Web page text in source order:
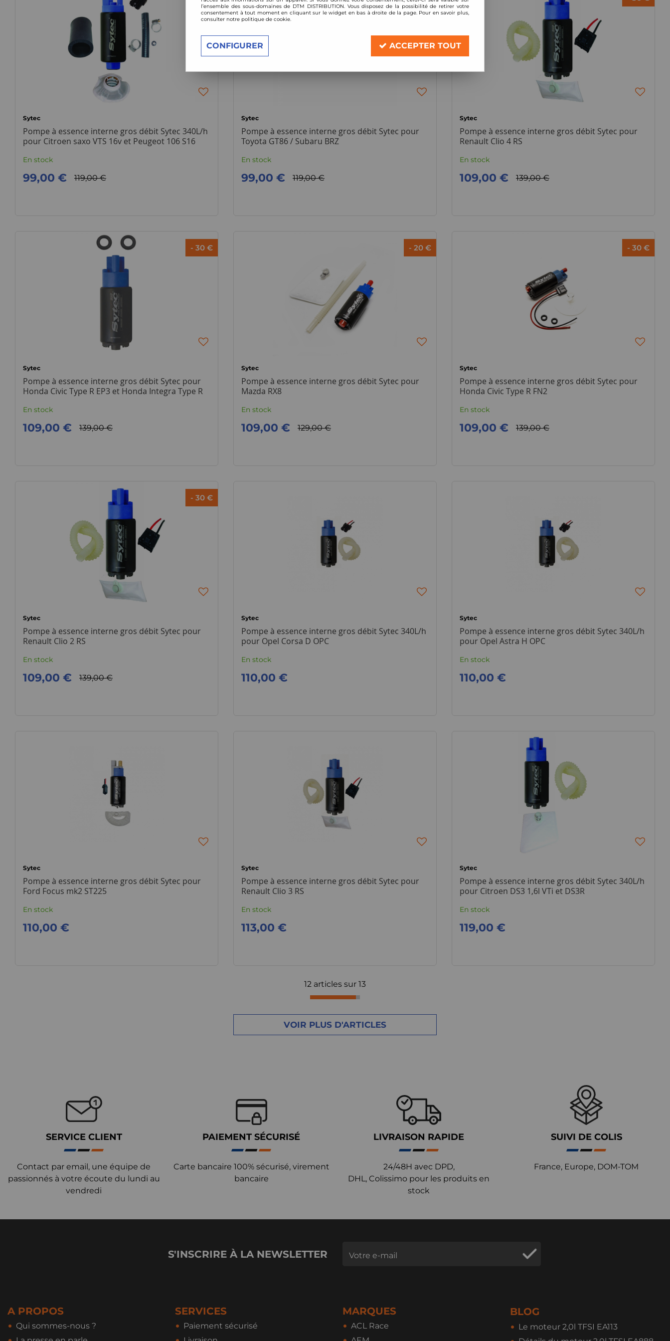
Sytec
Pompe à essence interne gros débit Sytec 340L/h
pour Citroen saxo VTS 16v et Peugeot 106 S16
En stock
119,00 €
99,00 €
Sytec
Pompe à essence interne gros débit Sytec pour
Toyota GT86 / Subaru BRZ
En stock
119,00 €
99,00 €
Sytec
Pompe à essence interne gros débit Sytec pour
Renault Clio 4 RS
En stock
139,00 €
109,00 €
- 30 €
Sytec
Pompe à essence interne gros débit Sytec pour
Honda Civic Type R EP3 et Honda Integra Type R
En stock
139,00 €
109,00 €
- 20 €
Sytec
Pompe à essence interne gros débit Sytec pour
Mazda RX8
En stock
129,00 €
109,00 €
- 30 €
Sytec
Pompe à essence interne gros débit Sytec pour
Honda Civic Type R FN2
En stock
139,00 €
109,00 €
- 30 €
Sytec
Pompe à essence interne gros débit Sytec pour
Renault Clio 2 RS
En stock
139,00 €
109,00 €
Sytec
Pompe à essence interne gros débit Sytec 340L/h
pour Opel Corsa D OPC
En stock
110,00 €
Sytec
Pompe à essence interne gros débit Sytec 340L/h
pour Opel Astra H OPC
En stock
110,00 €
Sytec
Pompe à essence interne gros débit Sytec pour
Ford Focus mk2 ST225
En stock
110,00 €
Sytec
Pompe à essence interne gros débit Sytec pour
Renault Clio 3 RS
En stock
113,00 €
Sytec
Pompe à essence interne gros débit Sytec 340L/h
pour Citroen DS3 1,6l VTi et DS3R
En stock
119,00 €
12 articles sur 13
VOIR PLUS D'ARTICLES
SERVICE CLIENT
Contact par email, une équipe de
passionnés à votre écoute du lundi au
vendredi
PAIEMENT SÉCURISÉ
Carte bancaire 100% sécurisé, virement
bancaire
LIVRAISON RAPIDE
24/48H avec DPD,
DHL, Colissimo pour les produits en
stock
SUIVI DE COLIS
France, Europe, DOM-TOM
S'INSCRIRE À LA NEWSLETTER
A PROPOS
Qui sommes-nous ?
SERVICES
Paiement sécurisé
MARQUES
ACL Race
BLOG
Le moteur 2,0l TFSI EA113
l’ensemble des sous-domaines de DTM DISTRIBUTION. Vous disposez de la possibilité de retirer votre
consentement à tout moment en cliquant sur le widget en bas à droite de la page. Pour en savoir plus,
consulter notre politique de cookie.
CONFIGURER ACCEPTER TOUT